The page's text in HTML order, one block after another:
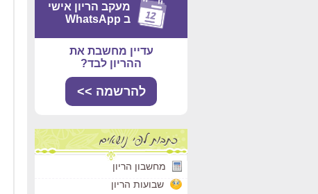
מעקב הריון אישי
ב WhatsApp
עדיין מחשבת את
ההריון לבד?
להרשמה >>
מחשבון הריון
שבועות הריון